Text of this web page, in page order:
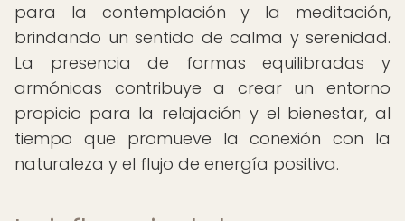
para la contemplación y la meditación,
brindando un sentido de calma y serenidad.
La presencia de formas equilibradas y
armónicas contribuye a crear un entorno
propicio para la relajación y el bienestar, al
tiempo que promueve la conexión con la
naturaleza y el flujo de energía positiva.